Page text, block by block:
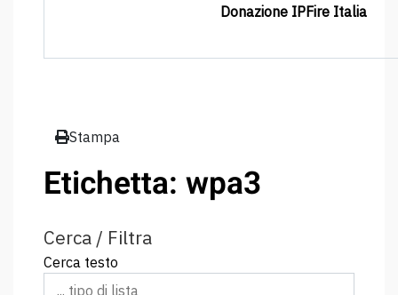
Donazione IPFire Italia
Stampa
Etichetta: wpa3
Cerca / Filtra
Cerca testo